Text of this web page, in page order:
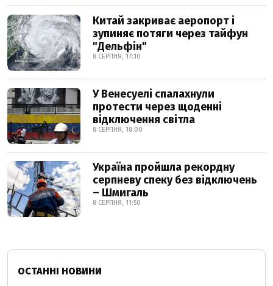
Китай закриває аеропорт і
зупиняє потяги через тайфун
"Дельфін"
8 СЕРПНЯ, 17:10
У Венесуелі спалахнули
протести через щоденні
відключення світла
8 СЕРПНЯ, 18:00
Україна пройшла рекордну
серпневу спеку без відключень
– Шмигаль
8 СЕРПНЯ, 11:50
ОСТАННІ НОВИНИ